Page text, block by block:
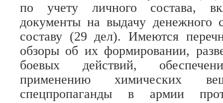
по учету личного состава,
документы на выдачу денежного
составу (29 дел). Имеются
обзоры об их формировании,
боевых действий,
применению химических
спецпропаганды в армии